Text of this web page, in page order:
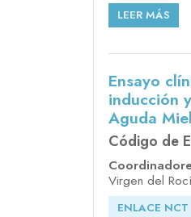
LEER MÁS
Ensayo
inducción
Aguda
Código de
Virgen del
ENLACE NCT